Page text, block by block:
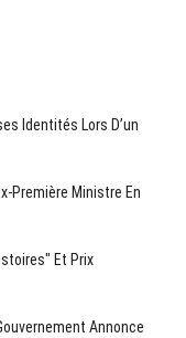
Identités Lors D’un
Première Ministre En
Et Prix
Annonce